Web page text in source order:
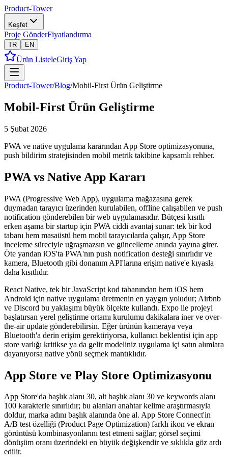
Product-Tower
Keşfet
Proje GönderFiyatlandırma
TR EN
Ürün ListeleGiriş Yap
Product-Tower/Blog/Mobil-First Ürün Geliştirme
Mobil-First Ürün Geliştirme
5 Şubat 2026
PWA ve native uygulama kararından App Store optimizasyonuna,
push bildirim stratejisinden mobil metrik takibine kapsamlı rehber.
PWA vs Native App Kararı
PWA (Progressive Web App), uygulama mağazasına gerek
duymadan tarayıcı üzerinden kurulabilen, offline çalışabilen ve push
notification gönderebilen bir web uygulamasıdır. Bütçesi kısıtlı
erken aşama bir startup için PWA ciddi avantaj sunar: tek bir kod
tabanı hem masaüstü hem mobil tarayıcılarda çalışır, App Store
inceleme süreciyle uğraşmazsın ve güncelleme anında yayına girer.
Öte yandan iOS'ta PWA'nın push notification desteği sınırlıdır ve
kamera, Bluetooth gibi donanım API'larına erişim native'e kıyasla
daha kısıtlıdır.
React Native, tek bir JavaScript kod tabanından hem iOS hem
Android için native uygulama üretmenin en yaygın yoludur; Airbnb
ve Discord bu yaklaşımı büyük ölçekte kullandı. Expo ile projeyi
başlatırsan yerel geliştirme ortamı kurulumu dakikalara iner ve over-
the-air update gönderebilirsin. Eğer ürünün kameraya veya
Bluetooth'a derin erişim gerektiriyorsa, kullanıcı beklentisi için app
store varlığı kritikse ya da gelir modeliniz uygulama içi satın alımlara
dayanıyorsa native yönü seçmek mantıklıdır.
App Store ve Play Store Optimizasyonu
App Store'da başlık alanı 30, alt başlık alanı 30 ve keywords alanı
100 karakterle sınırlıdır; bu alanları anahtar kelime araştırmasıyla
doldur, marka adını başlık alanında öne al. App Store Connect'in
A/B test özelliği (Product Page Optimization) farklı ikon ve ekran
görüntüsü kombinasyonlarını test etmeni sağlar; görsel seçimi
dönüşüm oranı üzerindeki en büyük değişkendir ve sıklıkla göz ardı
edilir.